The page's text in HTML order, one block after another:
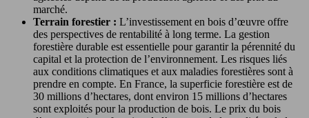
marché.
Terrain forestier : L’investissement en bois d’œuvre offre
des perspectives de rentabilité à long terme. La gestion
forestière durable est essentielle pour garantir la pérennité du
capital et la protection de l’environnement. Les risques liés
aux conditions climatiques et aux maladies forestières sont à
prendre en compte. En France, la superficie forestière est de
30 millions d’hectares, dont environ 15 millions d’hectares
sont exploités pour la production de bois. Le prix du bois